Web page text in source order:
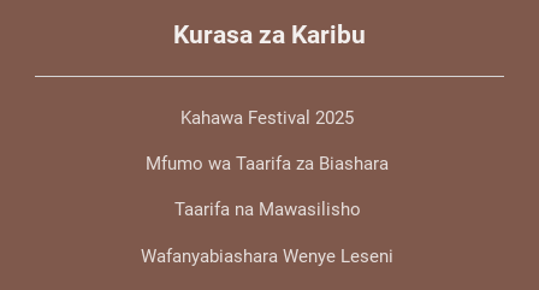
Kurasa za Karibu
Kahawa Festival 2025
Mfumo wa Taarifa za Biashara
Taarifa na Mawasilisho
Wafanyabiashara Wenye Leseni